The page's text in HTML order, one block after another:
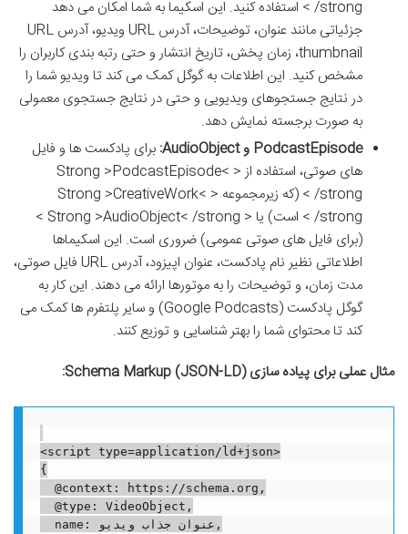
/strong > استفاده کنید. این اسکیما به شما امکان می دهد
جزئیاتی مانند عنوان، توضیحات، آدرس URL ویدیو، آدرس URL
thumbnail، زمان پخش، تاریخ انتشار و حتی رتبه بندی کاربران را
مشخص کنید. این اطلاعات به گوگل کمک می کند تا ویدیو شما را
در نتایج جستجوهای ویدیویی و حتی در نتایج جستجوی معمولی
به صورت برجسته نمایش دهد.
PodcastEpisode و AudioObject:
برای پادکست ها و فایل
های صوتی، استفاده از < Strong >PodcastEpisode<
/strong > (که زیرمجموعه < Strong >CreativeWork<
/strong > است) یا < Strong >AudioObject< /strong >
(برای فایل های صوتی عمومی) ضروری است. این اسکیماها
اطلاعاتی نظیر نام پادکست، عنوان اپیزود، آدرس URL فایل صوتی،
مدت زمان، و توضیحات را به موتورها ارائه می دهند. این کار به
گوگل پادکست (Google Podcasts) و سایر پلتفرم ها کمک می
کند تا محتوای شما را بهتر شناسایی و توزیع کنند.
مثال عملی برای پیاده سازی Schema Markup (JSON-LD):
<script type=application/ld+json>
{
  @context: https://schema.org,
  @type: VideoObject,
  name: عنوان جذاب ویدیو,